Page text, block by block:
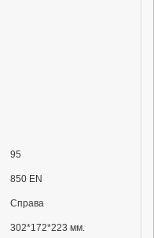
95
850 EN
Справа
302*172*223 мм.